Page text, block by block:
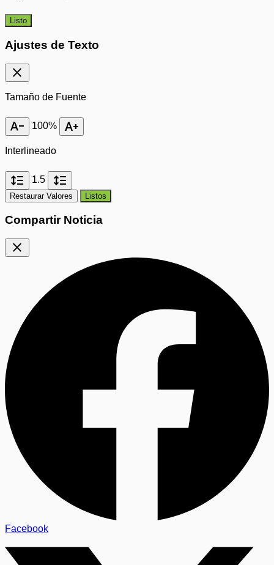
Listo
Ajustes de Texto
close
Tamaño de Fuente
text_decrease 100% text_increase
Interlineado
format_line_spacing 1.5 format_line_spacing
Restaurar Valores Listos
Compartir Noticia
close
Facebook